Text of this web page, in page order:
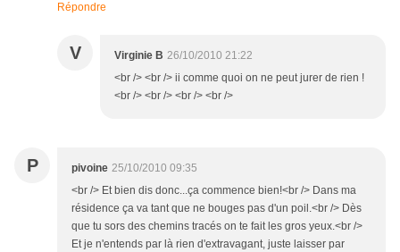
Répondre
V Virginie B 26/10/2010 21:22
<br /> <br /> ii comme quoi on ne peut jurer de rien !
<br /> <br /> <br /> <br />
P pivoine 25/10/2010 09:35
<br /> Et bien dis donc...ça commence bien!<br /> Dans ma
résidence ça va tant que ne bouges pas d'un poil.<br /> Dès
que tu sors des chemins tracés on te fait les gros yeux.<br />
Et je n'entends par là rien d'extravagant, juste laisser par